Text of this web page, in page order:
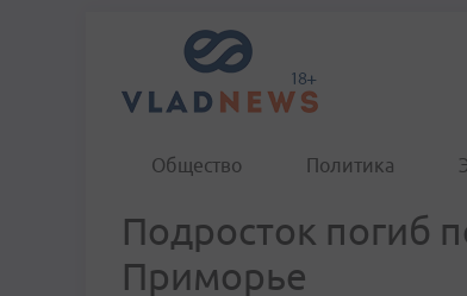
Общество Политика
Подросток погиб
Приморье